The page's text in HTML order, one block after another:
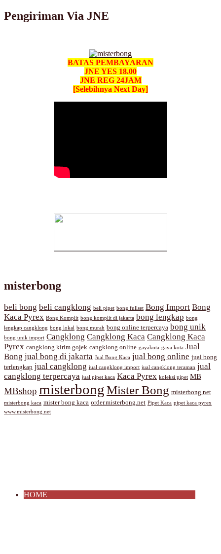
Pengiriman Via JNE
BATAS PEMBAYARAN
JNE YES 18.00
JNE REG 24JAM
[Selebihnya Next Day]
misterbong
beli bong beli cangklong beli pipet bong fullset Bong Import Bong
Kaca Pyrex Bong Komplit bong komplit di jakarta bong lengkap bong
lengkap cangklong bong lokal bong murah bong online terpercaya bong unik
bong unik import Cangklong Cangklong Kaca Cangklong Kaca
Pyrex cangklong kirim gojek cangklong online gayakota gaya kota Jual
Bong jual bong di jakarta Jual Bong Kaca jual bong online jual bong
terlengkap jual cangklong jual cangklong import jual cangklong teraman jual
cangklong terpercaya jual pipet kaca Kaca Pyrex koleksi pipet MB
MBshop misterbongMister Bong misterbong.net
misterbong kaca mister bong kaca order.misterbong.net Pipet Kaca pipet kaca pyrex
www.misterbong.net
HOME